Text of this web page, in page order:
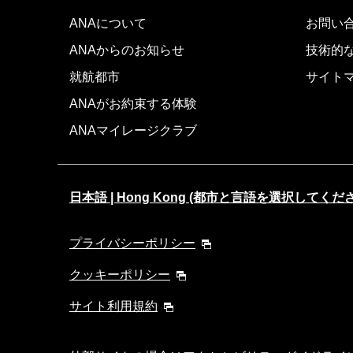
ANAについて
ANAからのお知らせ
就航都市
ANAがお約束する体験
ANAマイレージクラブ
お問い
技術的
サイト
日本語 | Hong Kong (都市と言語を選択してくだ
プライバシーポリシー
クッキーポリシー
サイト利用規約